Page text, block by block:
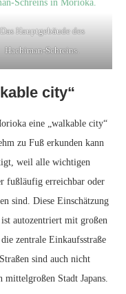
Das Hauptgebäude des
Hachiman-Schreins.
city“
eine „walkable city“
zu Fuß erkunden kann
weil alle wichtigen
fußläufig erreichbar oder
sind. Diese Einschätzung
autozentriert mit großen
zentrale Einkaufsstraße
sind auch nicht
mittelgroßen Stadt Japans.